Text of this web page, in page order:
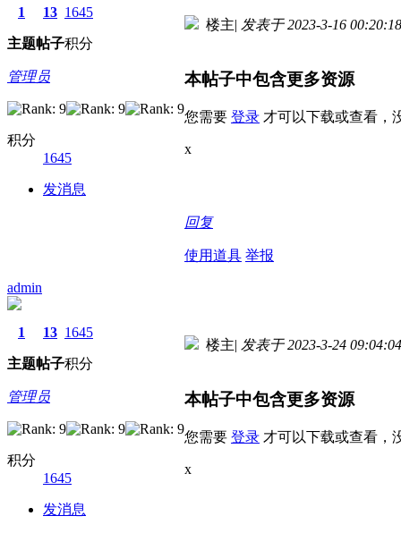
1
主题
13
帖子
1645
积分
管理员
积分
1645
发消息
楼主| 发表于 2023-3-16 00:20:18
本帖子中包含更多资源
您需要 登录 才可以下载或查看，
x
回复
使用道具 举报
admin
1
主题
13
帖子
1645
积分
管理员
积分
1645
发消息
楼主| 发表于 2023-3-24 09:04:04
本帖子中包含更多资源
您需要 登录 才可以下载或查看，
x